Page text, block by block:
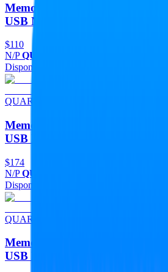
Memorias Memoria Flash USB
USB Metalica USB 2.0
$110
N/PQUM64Z
Disponible
QUARONI
Memorias Memoria Flash USB
USB Metalica USB 2.0
$174
N/PQUM128Z
Disponible
QUARONI
Memorias Memoria Flash USB
USB Metalica USB 2.0